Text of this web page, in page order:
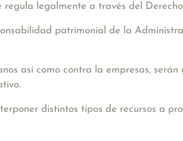
legalmente a través del
patrimonial de la
así como contra la empresas,
distintos tipos de recursos a